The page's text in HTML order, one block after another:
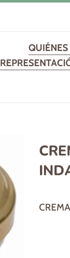
Precio